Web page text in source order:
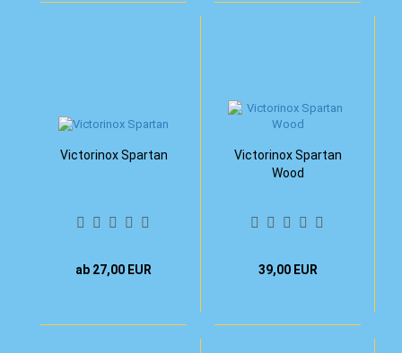
Victorinox Spartan
ab 27,00 EUR
Victorinox Spartan
Wood
39,00 EUR